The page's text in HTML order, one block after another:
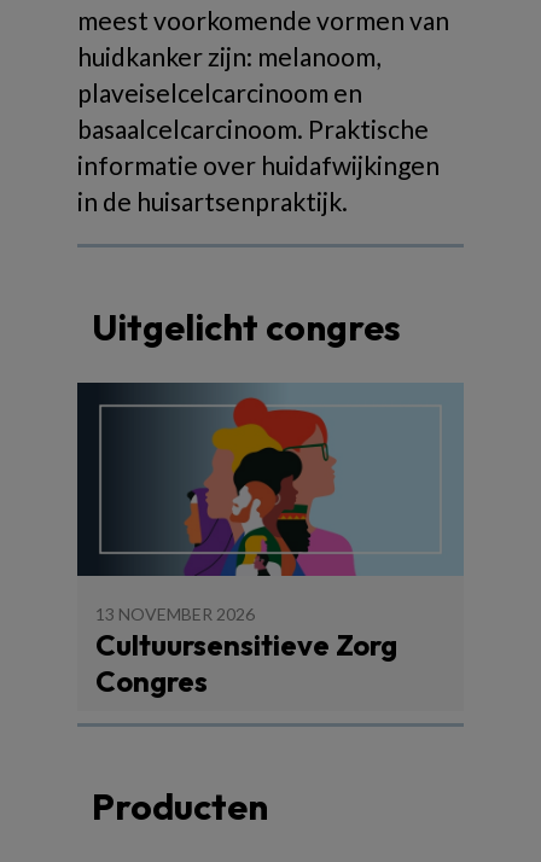
meest voorkomende vormen van
huidkanker zijn: melanoom,
plaveiselcelcarcinoom en
basaalcelcarcinoom. Praktische
informatie over huidafwijkingen
in de huisartsenpraktijk.
Uitgelicht congres
13 NOVEMBER 2026
Cultuursensitieve Zorg
Congres
Producten